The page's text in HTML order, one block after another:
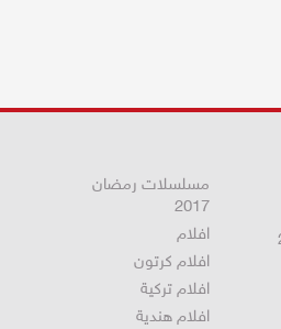
مسلسلات رمضان
2017
افلام
افلام كرتون
افلام تركية
افلام هندية